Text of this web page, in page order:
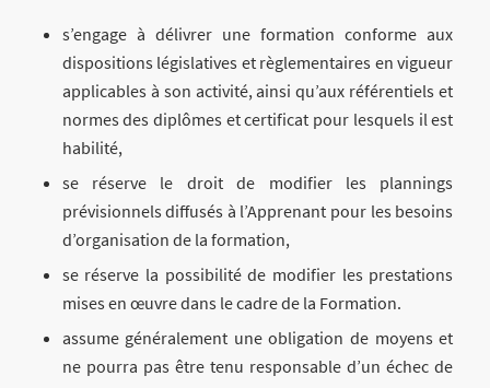
s’engage à délivrer une formation conforme aux
dispositions législatives et règlementaires en vigueur
applicables à son activité, ainsi qu’aux référentiels et
normes des diplômes et certificat pour lesquels il est
habilité,
se réserve le droit de modifier les plannings
prévisionnels diffusés à l’Apprenant pour les besoins
d’organisation de la formation,
se réserve la possibilité de modifier les prestations
mises en œuvre dans le cadre de la Formation.
assume généralement une obligation de moyens et
ne pourra pas être tenu responsable d’un échec de